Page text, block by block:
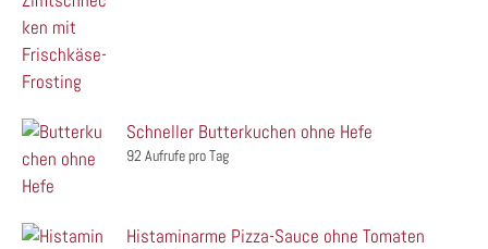
Schneller Butterkuchen ohne Hefe
92 Aufrufe pro Tag
Histaminarme Pizza-Sauce ohne Tomaten